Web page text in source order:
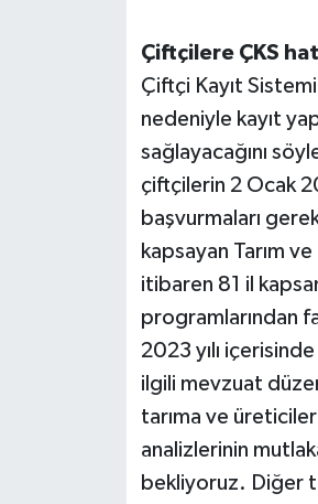
Çiftçilere ÇKS
Çiftçi Kayıt
nedeniyle kayıt
sağlayacağını
çiftçilerin 2 Ocak
başvurmaları
kapsayan Tarım
itibaren 81 il
programlarından
2023 yılı
ilgili mevzuat
tarıma ve
analizlerinin
bekliyoruz. Diğer